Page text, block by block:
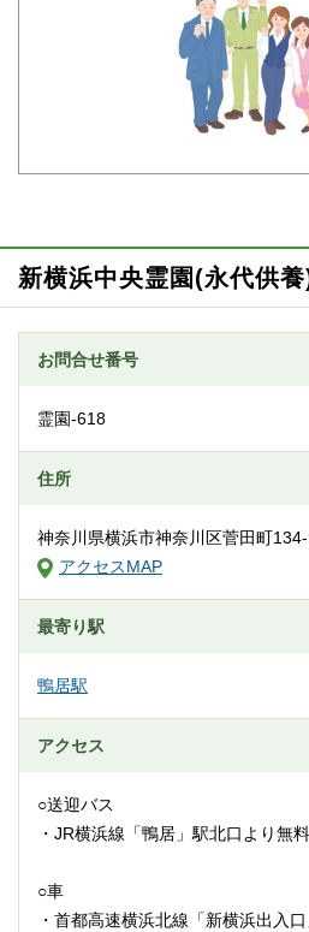
新横浜中央霊園(永代供
お問合せ番号
霊園-618
住所
神奈川県横浜市神奈川区菅田町
アクセスMAP
最寄り駅
鴨居駅
アクセス
○送迎バス
・JR横浜線「鴨居」駅北口より無
○車
・首都高速横浜北線「新横浜出入